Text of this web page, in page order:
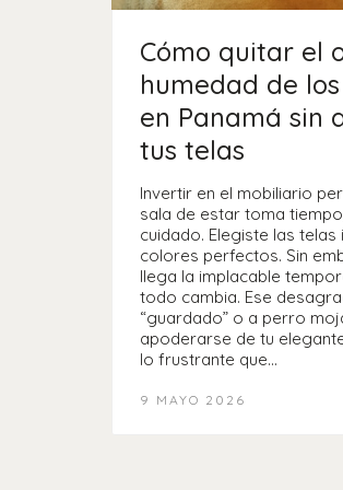
Cómo quitar el
humedad de
en Panamá sin
tus telas
Invertir en el mobiliario
sala de estar toma
cuidado. Elegiste las telas
colores perfectos. Sin
llega la implacable
todo cambia. Ese
“guardado” o a perro
apoderarse de tu
lo frustrante que…
9 MAYO 2026